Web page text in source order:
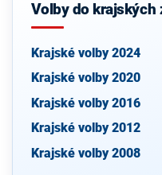
Volby do krajských
Krajské volby 2024
Krajské volby 2020
Krajské volby 2016
Krajské volby 2012
Krajské volby 2008